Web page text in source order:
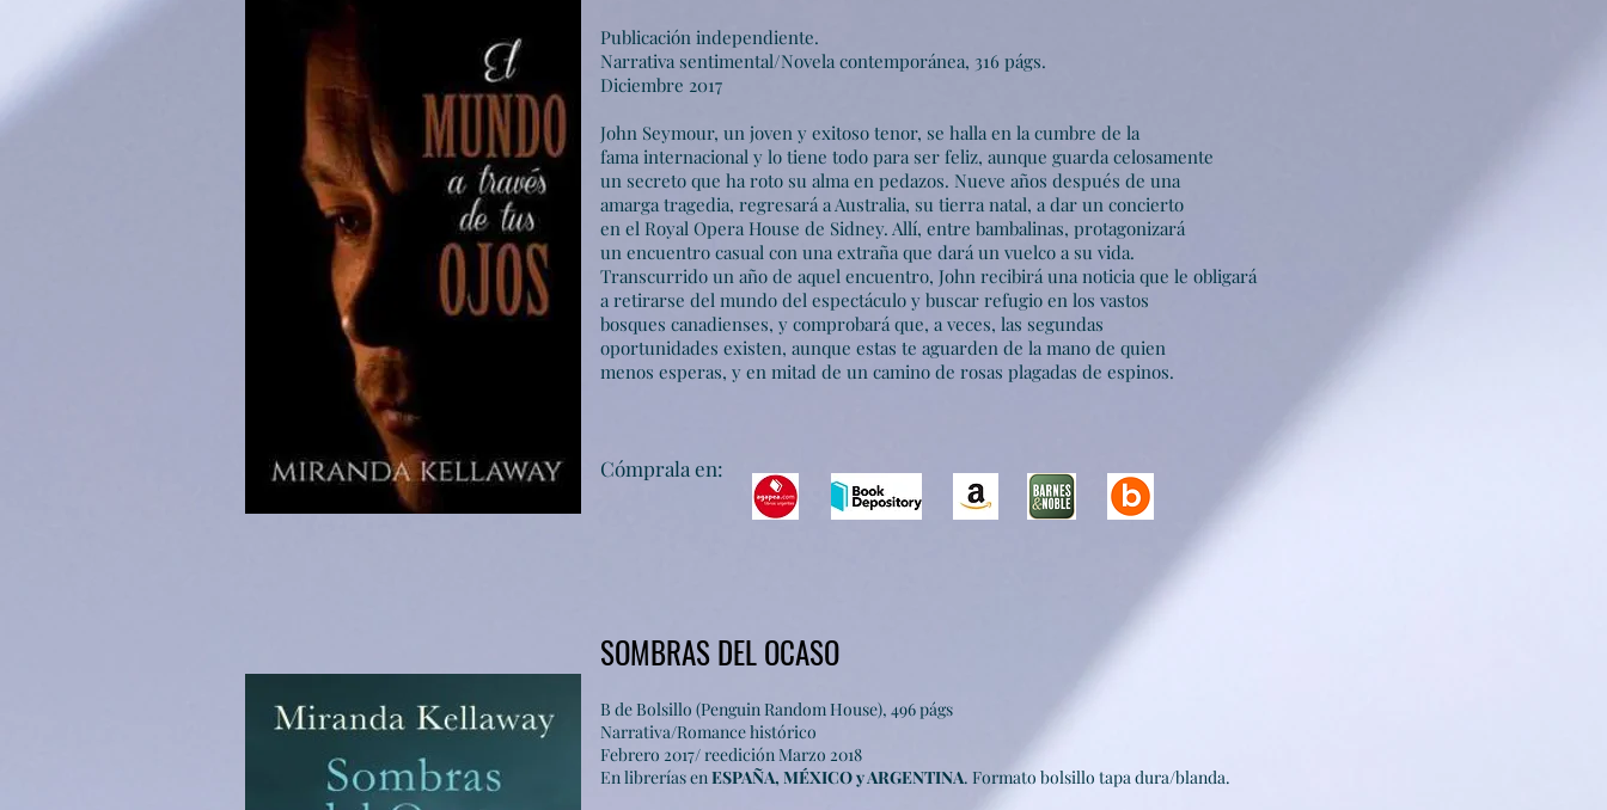
Publicación independiente.
Narrativa sentimental/Novela contemporánea, 316 págs.
Diciembre 2017
John Seymour, un joven y exitoso tenor, se halla en la cumbre de la
fama internacional y lo tiene todo para ser feliz, aunque guarda celosamente
un secreto que ha roto su alma en pedazos. Nueve años después de una
amarga tragedia, regresará a Australia, su tierra natal, a dar un concierto
en el Royal Opera House de Sidney. Allí, entre bambalinas, protagonizará
un encuentro casual con una extraña que dará un vuelco a su vida.
Transcurrido un año de aquel encuentro, John recibirá una noticia que le obligará
a retirarse del mundo del espectáculo y buscar refugio en los vastos
bosques canadienses, y comprobará que, a veces, las segundas
oportunidades existen, aunque estas te aguarden de la mano de quien
menos esperas, y en mitad de un camino de rosas plagadas de espinos.
Cómprala en:
SOMBRAS DEL OCASO
B de Bolsillo (Penguin Random House), 496 págs
Narrativa/Romance histórico
Febrero 2017/ reedición Marzo 2018
En librerías enESPAÑA, MÉXICO y ARGENTINA. Formato bolsillo tapa dura/blanda.